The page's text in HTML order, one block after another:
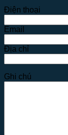
Điện thoại
Email
Địa chỉ
Ghi chú